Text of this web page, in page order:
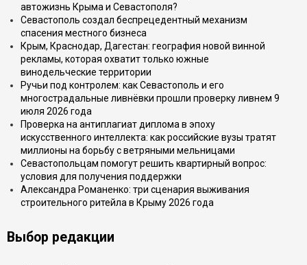
автожизнь Крыма и Севастополя?
Севастополь создал беспрецедентный механизм
спасения местного бизнеса
Крым, Краснодар, Дагестан: география новой винной
рекламы, которая охватит только южные
винодельческие территории
Ручьи под контролем: как Севастополь и его
многострадальные ливнёвки прошли проверку ливнем 9
июля 2026 года
Проверка на антиплагиат диплома в эпоху
искусственного интеллекта: как российские вузы тратят
миллионы на борьбу с ветряными мельницами
Севастопольцам помогут решить квартирный вопрос:
условия для получения поддержки
Александра Романенко: три сценария выживания
строительного ритейла в Крыму 2026 года
Выбор редакции